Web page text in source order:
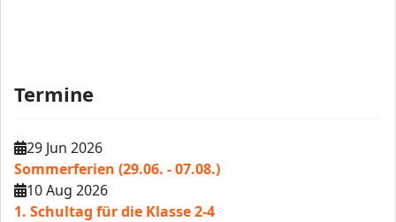
Termine
29 Jun 2026
Sommerferien (29.06. - 07.08.)
10 Aug 2026
1. Schultag für die Klasse 2-4